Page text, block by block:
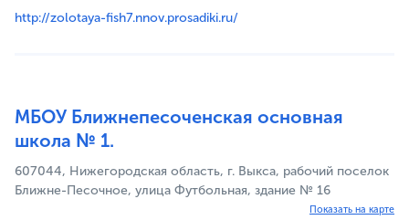
http://zolotaya-fish7.nnov.prosadiki.ru/
МБОУ Ближнепесоченская основная
школа № 1.
607044, Нижегородская область, г. Выкса, рабочий поселок
Ближне-Песочное, улица Футбольная, здание № 16
Показать на карте